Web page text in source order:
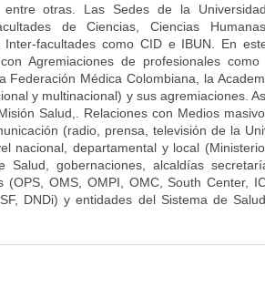
entre otras. Las Sedes de la
de Ciencias, Ciencias
Inter-facultades como CID e IBUN. En
Agremiaciones de profesionales
Federación Médica Colombiana, la
y multinacional) y sus agremiaciones.
Salud,. Relaciones con Medios
(radio, prensa, televisión de la
nacional, departamental y local
Salud, gobernaciones, alcaldías
(OPS, OMS, OMPI, OMC, South Center,
DNDi) y entidades del Sistema de